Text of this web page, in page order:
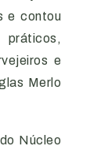
e contou
e
Merlo
Núcleo